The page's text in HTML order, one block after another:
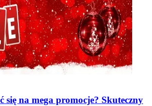
się na mega promocje? Skuteczny